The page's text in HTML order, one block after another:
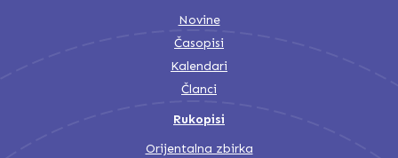
Novine
Časopisi
Kalendari
Članci
Rukopisi
Orijentalna zbirka